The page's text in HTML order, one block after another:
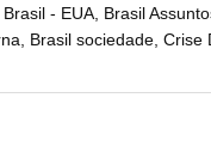
Brasil - EUA Brasil
Brasil sociedade Crise